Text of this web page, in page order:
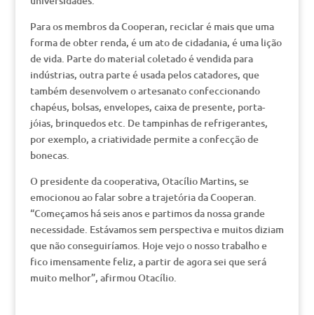
Para os membros da Cooperan, reciclar é mais que uma
forma de obter renda, é um ato de cidadania, é uma lição
de vida. Parte do material coletado é vendida para
indústrias, outra parte é usada pelos catadores, que
também desenvolvem o artesanato confeccionando
chapéus, bolsas, envelopes, caixa de presente, porta-
jóias, brinquedos etc. De tampinhas de refrigerantes,
por exemplo, a criatividade permite a confecção de
bonecas.
O presidente da cooperativa, Otacílio Martins, se
emocionou ao falar sobre a trajetória da Cooperan.
“Começamos há seis anos e partimos da nossa grande
necessidade. Estávamos sem perspectiva e muitos diziam
que não conseguiríamos. Hoje vejo o nosso trabalho e
fico imensamente feliz, a partir de agora sei que será
muito melhor”, afirmou Otacílio.